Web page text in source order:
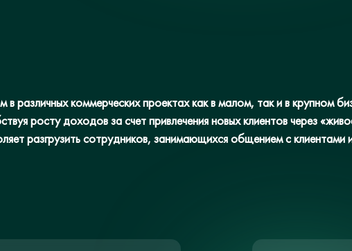
различных коммерческих проектах как в малом, так и в крупном
росту доходов за счет привлечения новых клиентов через
разгрузить сотрудников, занимающихся общением с клиентами